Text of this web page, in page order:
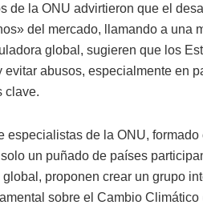
de la ONU advirtieron que el
del mercado, llamando a una
global, sugieren que los
evitar abusos, especialmente en
clave.
especialistas de la ONU,
un puñado de países
proponen crear un grupo
sobre el Cambio